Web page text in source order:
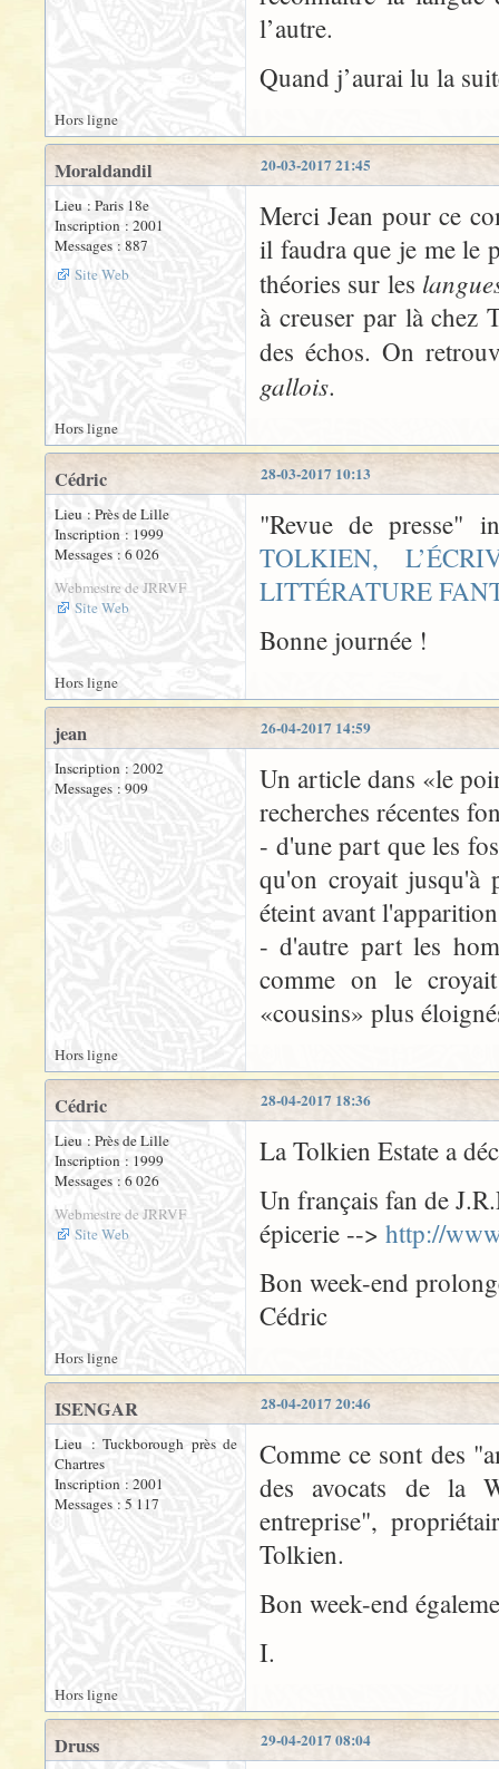
l’autre.
Quand j’aurai lu la
Hors ligne
20-03-2017 21:45
Moraldandil
Lieu : Paris 18e
Inscription : 2001
Messages : 887
Site Web
Merci Jean pour ce
il faudra que je me le
théories sur les
à creuser par là chez
des échos. On
gallois.
Hors ligne
28-03-2017 10:13
Cédric
Lieu : Près de Lille
Inscription : 1999
Messages : 6 026
Webmestre de JRRVF
Site Web
"Revue de presse"
TOLKIEN,
LITTÉRATURE
Bonne journée !
Hors ligne
26-04-2017 14:59
jean
Inscription : 2002
Messages : 909
Un article dans «le
recherches récentes
- d'une part que les
qu'on croyait jusqu'à
éteint avant
- d'autre part les
comme on le
«cousins» plus
Hors ligne
28-04-2017 18:36
Cédric
Lieu : Près de Lille
Inscription : 1999
Messages : 6 026
Webmestre de JRRVF
Site Web
La Tolkien Estate a
Un français fan de
épicerie --> http://
Bon week-end
Cédric
Hors ligne
28-04-2017 20:46
ISENGAR
Lieu : Tuckborough près de
Chartres
Inscription : 2001
Messages : 5 117
Comme ce sont des
des avocats de la
entreprise",
Tolkien.
Bon week-end
I.
Hors ligne
29-04-2017 08:04
Druss